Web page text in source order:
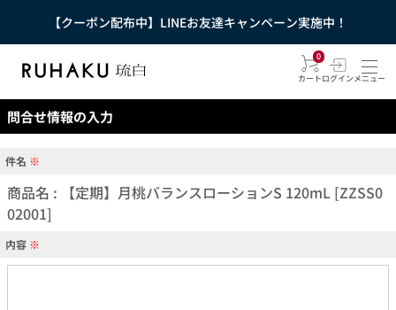
【クーポン配布中】LINEお友達キャンペーン実施中！
0
カートログインメニュー
問合せ情報の入力
件名 ※
商品名 : 【定期】月桃バランスローションS 120mL [ZZSS0
02001]
内容 ※